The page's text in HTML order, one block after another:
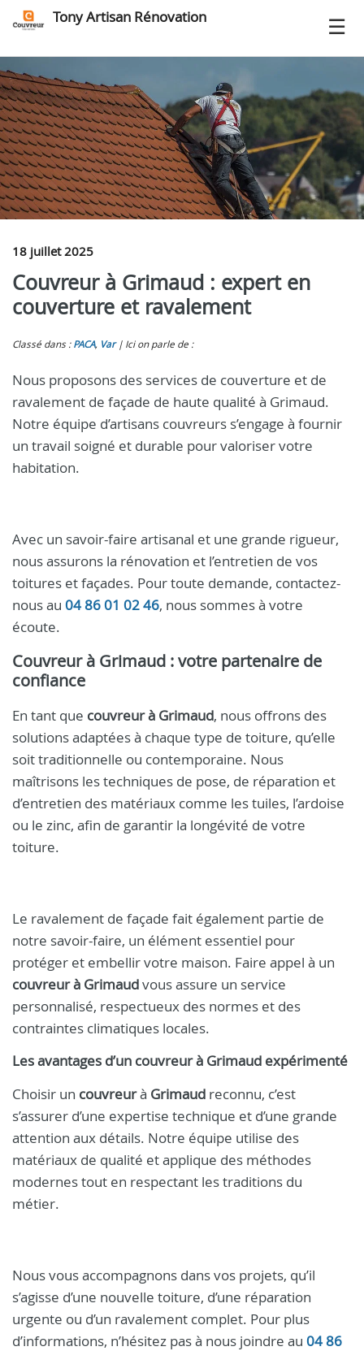
Tony Artisan Rénovation
18 juillet 2025
Couvreur à Grimaud : expert en
couverture et ravalement
Classé dans : PACA, Var Ici on parle de :
Nous proposons des services de couverture et de
ravalement de façade de haute qualité à Grimaud.
Notre équipe d’artisans couvreurs s’engage à fournir
un travail soigné et durable pour valoriser votre
habitation.
Avec un savoir-faire artisanal et une grande rigueur,
nous assurons la rénovation et l’entretien de vos
toitures et façades. Pour toute demande, contactez-
nous au 04 86 01 02 46, nous sommes à votre
écoute.
Couvreur à Grimaud : votre partenaire de
confiance
En tant que couvreur à Grimaud, nous offrons des
solutions adaptées à chaque type de toiture, qu’elle
soit traditionnelle ou contemporaine. Nous
maîtrisons les techniques de pose, de réparation et
d’entretien des matériaux comme les tuiles, l’ardoise
ou le zinc, afin de garantir la longévité de votre
toiture.
Le ravalement de façade fait également partie de
notre savoir-faire, un élément essentiel pour
protéger et embellir votre maison. Faire appel à un
couvreur à Grimaudvous assure un service
personnalisé, respectueux des normes et des
contraintes climatiques locales.
Les avantages d’un couvreurà Grimaud expérimenté
Choisir un couvreurà Grimaud reconnu, c’est
s’assurer d’une expertise technique et d’une grande
attention aux détails. Notre équipe utilise des
matériaux de qualité et applique des méthodes
modernes tout en respectant les traditions du
métier.
Nous vous accompagnons dans vos projets, qu’il
s’agisse d’une nouvelle toiture, d’une réparation
urgente ou d’un ravalement complet. Pour plus
d’informations, n’hésitez pas à nous joindre au 04 86